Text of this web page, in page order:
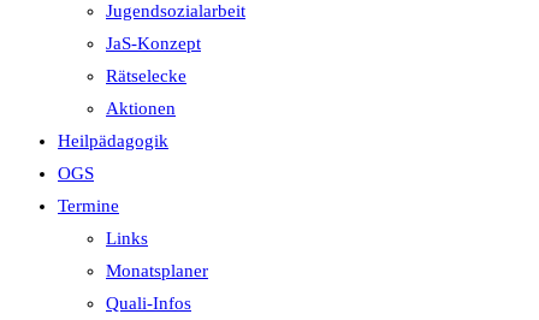
Jugendsozialarbeit
JaS-Konzept
Rätselecke
Aktionen
Heilpädagogik
OGS
Termine
Links
Monatsplaner
Quali-Infos